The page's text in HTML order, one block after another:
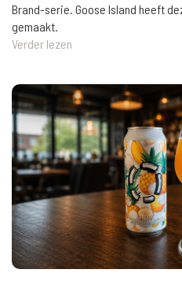
Brand-serie. Goose Island heeft
gemaakt.
Verder lezen